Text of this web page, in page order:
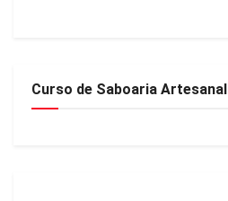
Curso de Saboaria Artesanal